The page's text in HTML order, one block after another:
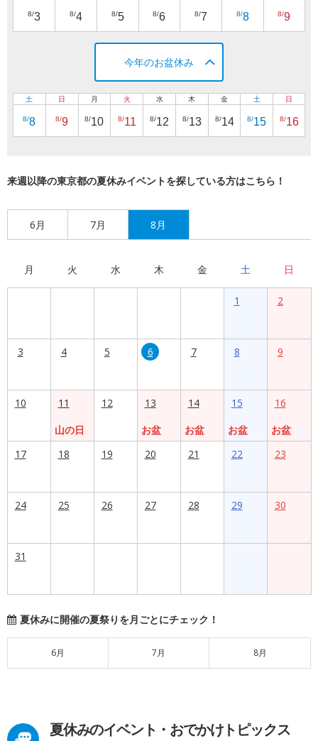
8/3 8/4 8/5 8/6 8/7 8/8 8/9
今年のお盆休み
土
8/8
日
8/9
月
8/10
火
8/11
水
8/12
木
8/13
金
8/14
土
8/15
日
8/16
来週以降の東京都の夏休みイベントを探している方はこちら！
6月 7月 8月
月 火 水 木 金 土 日
1 2
3 4 5 6 7 8 9
10
11
山の日
12
13
お盆
14
お盆
15
お盆
16
お盆
17
18 19 20 21 22 23
24 25 26 27 28 29 30
31
夏休みに開催の夏祭りを月ごとにチェック！
6月 7月 8月
夏休みのイベント・おでかけトピックス